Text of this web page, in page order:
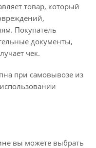
товар, который
Покупатель
документы,
чек.
при самовывозе из
вы можете выбрать